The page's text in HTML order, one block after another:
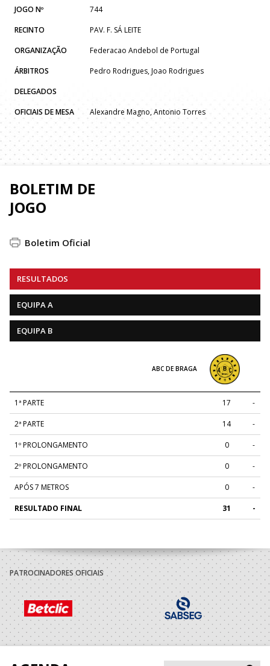
JOGO Nº
744
RECINTO
PAV. F. SÁ LEITE
ORGANIZAÇÃO
Federacao Andebol de Portugal
ÁRBITROS
Pedro Rodrigues, Joao Rodrigues
DELEGADOS
OFICIAIS DE MESA
Alexandre Magno, Antonio Torres
BOLETIM DE
JOGO
Boletim Oficial
RESULTADOS
EQUIPA A
EQUIPA B
ABC DE BRAGA
1ª PARTE 17 -
2ª PARTE 14 -
1º PROLONGAMENTO 0 -
2º PROLONGAMENTO 0 -
APÓS 7 METROS 0 -
RESULTADO FINAL 31 -
PATROCINADORES OFICIAIS